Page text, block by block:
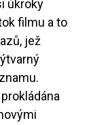
úkroky
filmu a to
jež